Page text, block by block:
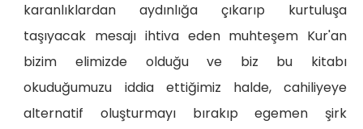
karanlıklardan aydınlığa çıkarıp kurtuluşa
taşıyacak mesajı ihtiva eden muhteşem Kur'an
bizim elimizde olduğu ve biz bu kitabı
okuduğumuzu iddia ettiğimiz halde, cahiliyeye
alternatif oluşturmayı bırakıp egemen şirk